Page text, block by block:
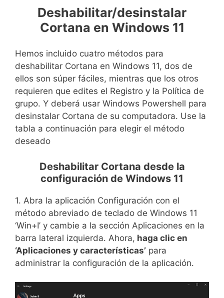
Deshabilitar/desinstalar
Cortana en Windows 11
Hemos incluido cuatro métodos para
deshabilitar Cortana en Windows 11, dos de
ellos son súper fáciles, mientras que los otros
requieren que edites el Registro y la Política de
grupo. Y deberá usar Windows Powershell para
desinstalar Cortana de su computadora. Use la
tabla a continuación para elegir el método
deseado
Deshabilitar Cortana desde la
configuración de Windows 11
1. Abra la aplicación Configuración con el
método abreviado de teclado de Windows 11
‘Win+I’ y cambie a la sección Aplicaciones en la
barra lateral izquierda. Ahora, haga clic en
‘Aplicaciones y características’ para
administrar la configuración de la aplicación.